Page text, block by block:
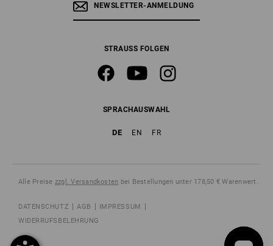
NEWSLETTER-ANMELDUNG
STRAUSS FOLGEN
SPRACHAUSWAHL
DE EN FR
Alle Preise zzgl. Versandkosten bei Bestellungen unter 178,50 € Warenwert.
DATENSCHUTZ AGB
IMPRESSUM
WIDERRUFSBELEHRUNG